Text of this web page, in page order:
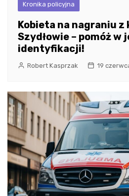
Kronika policyjna
Kobieta na nagraniu z
Szydłowie – pomóż w
identyfikacji!
Robert Kasprzak 19